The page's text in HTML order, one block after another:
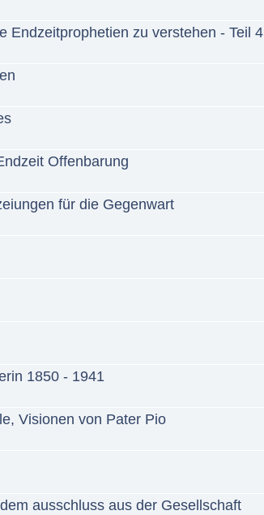
Endzeitprophetien zu verstehen - Teil 4
Offenbarung
für die Gegenwart
1850 - 1941
Visionen von Pater Pio
ausschluss aus der Gesellschaft